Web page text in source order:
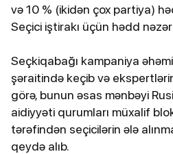
və 10 % (ikidən çox partiya)
Seçici iştirakı üçün hədd
Seçkiqabağı kampaniya
şəraitində keçib və
görə, bunun əsas mənbəyi
aidiyyəti qurumları müxalif
tərəfindən seçicilərin ələ
qeydə alıb.